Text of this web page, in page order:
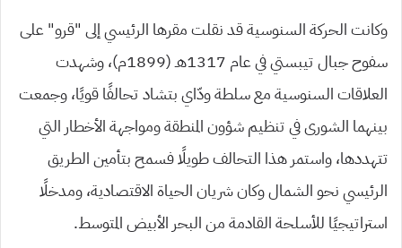
وكانت الحركة السنوسية قد نقلت مقرها الرئيسي إلى “قرو” على
سفوح جبال تيبستي في عام 1317هـ (1899م)، وشهدت
العلاقات السنوسية مع سلطة ودّاي بتشاد تحالفًا قويًا، وجمعت
بينهما الشورى في تنظيم شؤون المنطقة ومواجهة الأخطار التي
تتهددها، واستمر هذا التحالف طويلًا فسمح بتأمين الطريق
الرئيسي نحو الشمال وكان شريان الحياة الاقتصادية، ومدخلًا
استراتيجيًا للأسلحة القادمة من البحر الأبيض المتوسط.